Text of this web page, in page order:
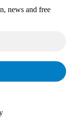
news and free